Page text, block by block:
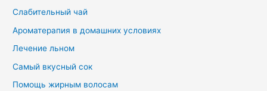
Слабительный чай
Ароматерапия в домашних условиях
Лечение льном
Самый вкусный сок
Помощь жирным волосам